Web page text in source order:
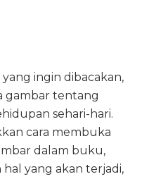
ingin dibacakan,
gambar tentang
sehari-hari.
cara membuka
dalam buku,
yang akan terjadi,